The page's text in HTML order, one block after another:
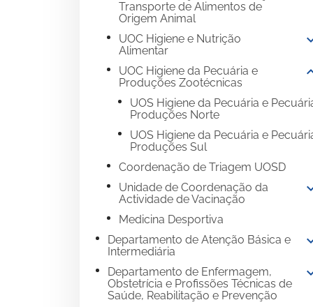
Transporte de Alimentos de
Origem Animal
UOC Higiene e Nutrição
Alimentar
UOC Higiene da Pecuária e
Produções Zootécnicas
UOS Higiene da Pecuária e
Produções Norte
UOS Higiene da Pecuária e
Produções Sul
Coordenação de Triagem UOSD
Unidade de Coordenação da
Actividade de Vacinação
Medicina Desportiva
Departamento de Atenção Básica e
Intermediária
Departamento de Enfermagem,
Obstetrícia e Profissões Técnicas de
Saúde, Reabilitação e Prevenção